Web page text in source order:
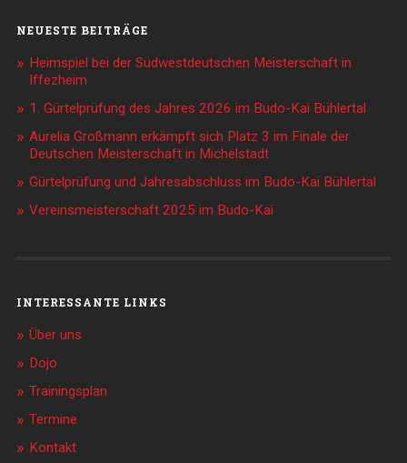
NEUESTE BEITRÄGE
Heimspiel bei der Südwestdeutschen Meisterschaft in
Iffezheim
1. Gürtelprüfung des Jahres 2026 im Budo-Kai Bühlertal
Aurelia Großmann erkämpft sich Platz 3 im Finale der
Deutschen Meisterschaft in Michelstadt
Gürtelprüfung und Jahresabschluss im Budo-Kai Bühlertal
Vereinsmeisterschaft 2025 im Budo-Kai
INTERESSANTE LINKS
Über uns
Dojo
Trainingsplan
Termine
Kontakt